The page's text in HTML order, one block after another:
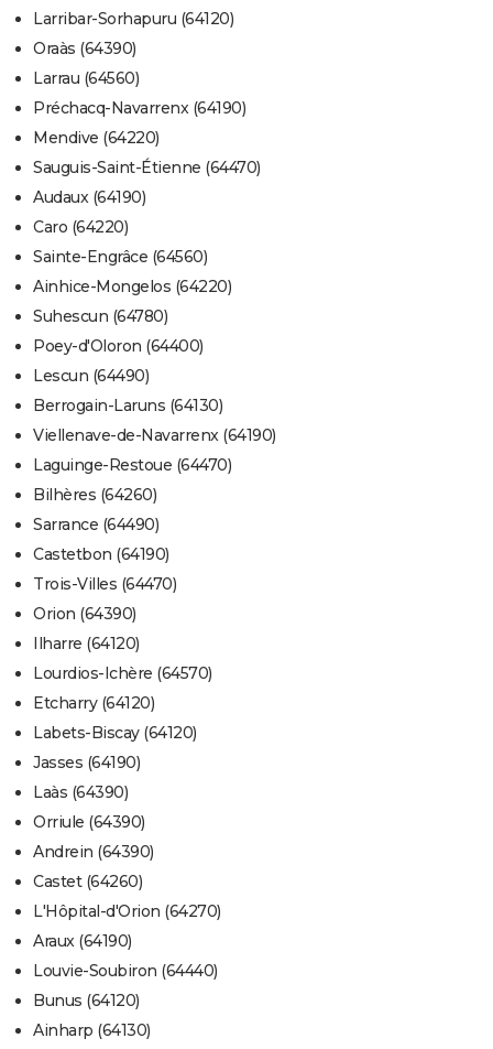
Larribar-Sorhapuru (64120)
Oraàs (64390)
Larrau (64560)
Préchacq-Navarrenx (64190)
Mendive (64220)
Sauguis-Saint-Étienne (64470)
Audaux (64190)
Caro (64220)
Sainte-Engrâce (64560)
Ainhice-Mongelos (64220)
Suhescun (64780)
Poey-d'Oloron (64400)
Lescun (64490)
Berrogain-Laruns (64130)
Viellenave-de-Navarrenx (64190)
Laguinge-Restoue (64470)
Bilhères (64260)
Sarrance (64490)
Castetbon (64190)
Trois-Villes (64470)
Orion (64390)
Ilharre (64120)
Lourdios-Ichère (64570)
Etcharry (64120)
Labets-Biscay (64120)
Jasses (64190)
Laàs (64390)
Orriule (64390)
Andrein (64390)
Castet (64260)
L'Hôpital-d'Orion (64270)
Araux (64190)
Louvie-Soubiron (64440)
Bunus (64120)
Ainharp (64130)